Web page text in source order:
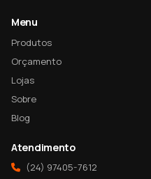
Menu
Produtos
Orçamento
Lojas
Sobre
Blog
Atendimento
(24) 97405-7612